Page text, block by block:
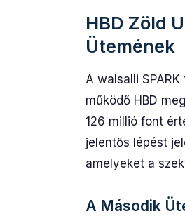
HBD Zöld
Ütemének
A walsalli
működő HBD
126 millió font
jelentős lépést
amelyeket a
A Második